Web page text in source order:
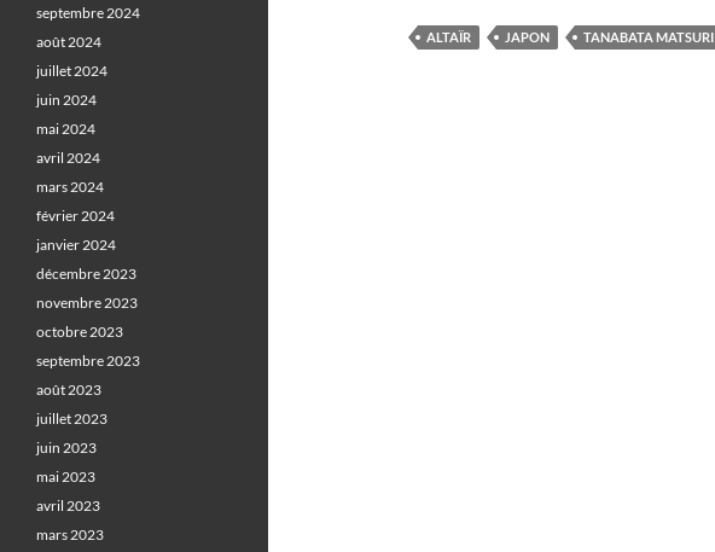
ALTAÏR JAPON TANABATA MATSURI
septembre 2024
août 2024
juillet 2024
juin 2024
mai 2024
avril 2024
mars 2024
février 2024
janvier 2024
décembre 2023
novembre 2023
octobre 2023
septembre 2023
août 2023
juillet 2023
juin 2023
mai 2023
avril 2023
mars 2023